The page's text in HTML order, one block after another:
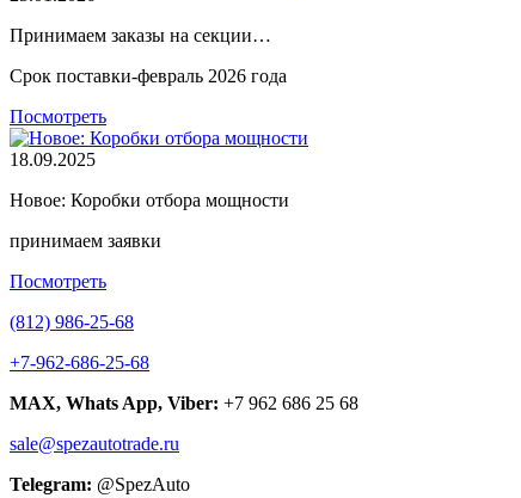
Принимаем заказы на секции…
Срок поставки-февраль 2026 года
Посмотреть
18.09.2025
Новое: Коробки отбора мощности
принимаем заявки
Посмотреть
(812) 986-25-68
+7-962-686-25-68
MAX, Whats App, Viber: +7 962 686 25 68
sale@spezautotrade.ru
Telegram: @SpezAuto